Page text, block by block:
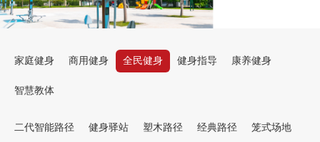
家庭健身 商用健身 全民健身 健身指导 康养健身
智慧教体
二代智能路径 健身驿站 塑木路径 经典路径 笼式场地